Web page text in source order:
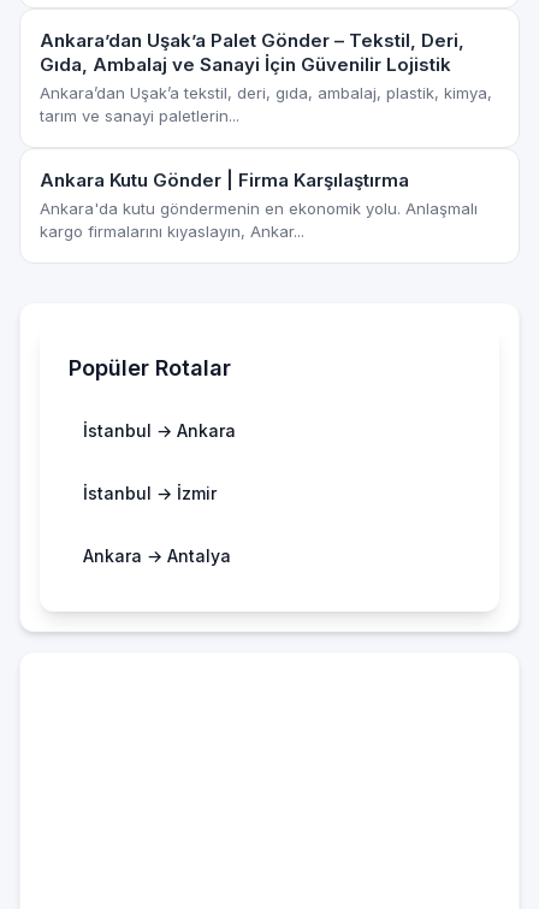
Popüler Rotalar
İstanbul → Ankara
İstanbul → İzmir
Ankara → Antalya
Ankara’dan Uşak’a Palet Gönder – Tekstil, Deri,
Gıda, Ambalaj ve Sanayi İçin Güvenilir Lojistik
Ankara’dan Uşak’a tekstil, deri, gıda, ambalaj, plastik, kimya,
tarım ve sanayi paletlerin...
Ankara Kutu Gönder | Firma Karşılaştırma
Ankara'da kutu göndermenin en ekonomik yolu. Anlaşmalı
kargo firmalarını kıyaslayın, Ankar...